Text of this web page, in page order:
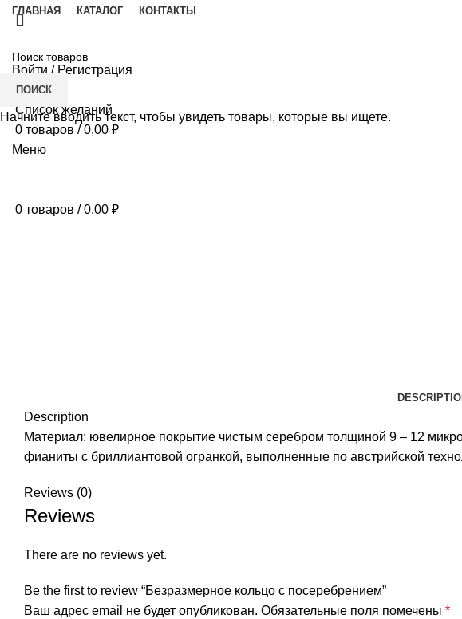
ГЛАВНАЯ КАТАЛОГ КОНТАКТЫ
Войти / Регистрация
Список желаний
0 товаров / 0,00 ₽
Меню
0 товаров / 0,00 ₽
Description
Материал: ювелирное покрытие чистым серебром толщиной 9 – 12
фианиты с бриллиантовой огранкой, выполненные по австрийской
Reviews (0)
Reviews
There are no reviews yet.
Be the first to review “Безразмерное кольцо c посеребрением”
Ваш адрес email не будет опубликован. Обязательные поля помечены *
ПОИСК
Начните вводить текст, чтобы увидеть товары, которые вы ищете.